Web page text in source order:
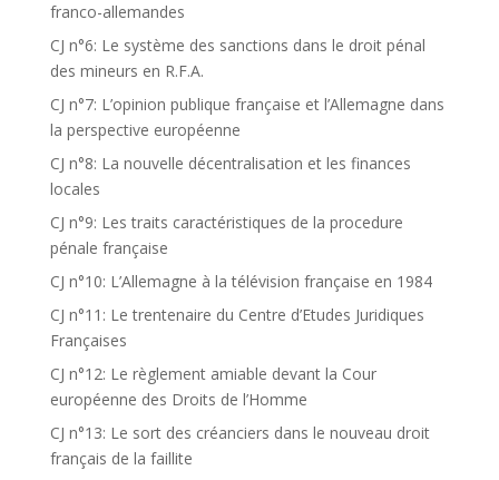
franco-allemandes
CJ n°6: Le système des sanctions dans le droit pénal
des mineurs en R.F.A.
CJ n°7: L’opinion publique française et l’Allemagne dans
la perspective européenne
CJ n°8: La nouvelle décentralisation et les finances
locales
CJ n°9: Les traits caractéristiques de la procedure
pénale française
CJ n°10: L’Allemagne à la télévision française en 1984
CJ n°11: Le trentenaire du Centre d’Etudes Juridiques
Françaises
CJ n°12: Le règlement amiable devant la Cour
européenne des Droits de l’Homme
CJ n°13: Le sort des créanciers dans le nouveau droit
français de la faillite